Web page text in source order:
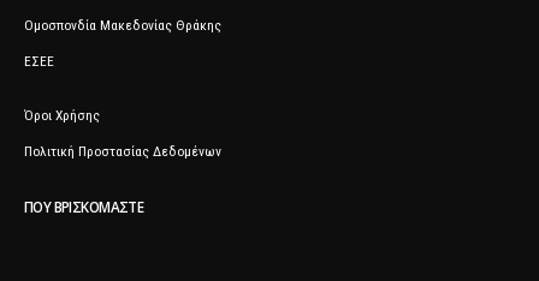
Ομοσπονδία Μακεδονίας Θράκης
ΕΣΕΕ
Όροι Χρήσης
Πολιτική Προστασίας Δεδομένων
ΠΟΥ ΒΡΙΣΚΌΜΑΣΤΕ